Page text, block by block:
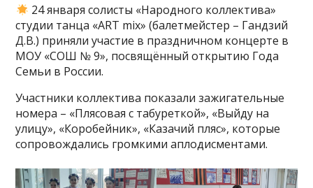
24 января солисты «Народного коллектива»
студии танца «ART mix» (балетмейстер – Гандзий
Д.В.) приняли участие в праздничном концерте в
МОУ «СОШ № 9», посвящённый открытию Года
Семьи в России.
Участники коллектива показали зажигательные
номера – «Плясовая с табуреткой», «Выйду на
улицу», «Коробейник», «Казачий пляс», которые
сопровождались громкими аплодисментами.